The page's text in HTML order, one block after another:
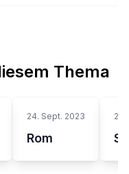
Thema
24. Sept. 2023
Rom
24.